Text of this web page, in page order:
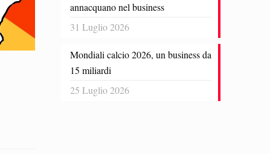
annacquano nel business
31 Luglio 2026
Mondiali calcio 2026, un business da
15 miliardi
25 Luglio 2026